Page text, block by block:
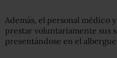
Además, el personal médico
prestar voluntariamente sus
presentándose en el